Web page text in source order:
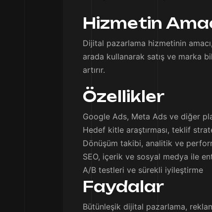
Hizmetin
Dijital pazarlama hizmetinin
arada kullanarak satış ve marka
artırır.
Özellikler
Google Ads, Meta Ads ve diğer
Hedef kitle araştırması, teklif
Dönüşüm takibi, analitik ve
SEO, içerik ve sosyal medya ile
A/B testleri ve sürekli iyileştirme
Faydalar
Bütünleşik dijital pazarlama,